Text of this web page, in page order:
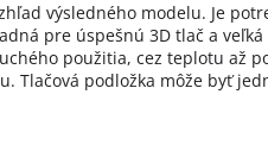
výsledného modelu. Je
pre úspešnú 3D tlač a veľká
použitia, cez teplotu až
Tlačová podložka môže byť